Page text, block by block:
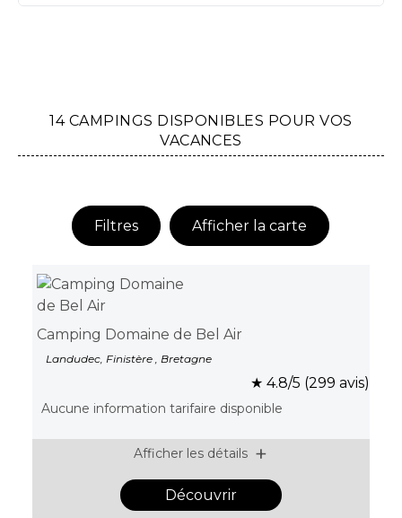
14 CAMPINGS DISPONIBLES POUR VOS
VACANCES
Filtres Afficher la carte
Camping Domaine de Bel Air
Landudec, Finistère , Bretagne
★ 4.8/5 (299 avis)
Aucune information tarifaire disponible
Afficher les détails
Découvrir